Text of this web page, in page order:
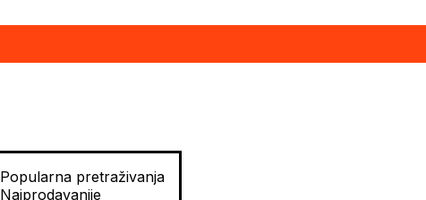
Popularna pretraživanja
Najprodavanije